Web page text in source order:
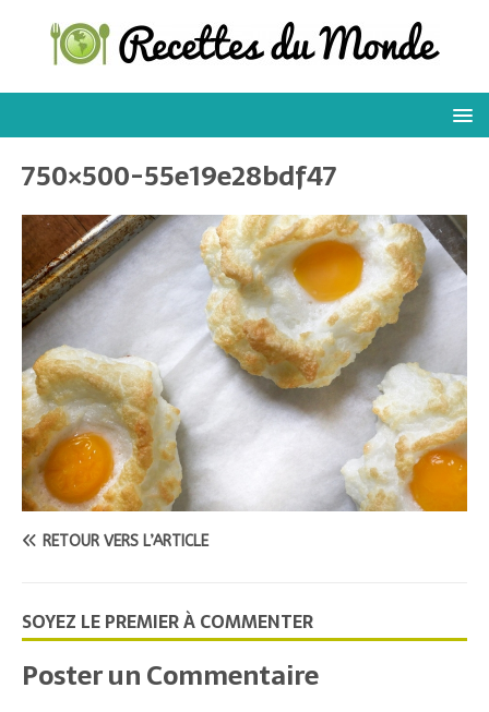
750×500-55e19e28bdf47
RETOUR VERS L’ARTICLE
SOYEZ LE PREMIER À COMMENTER
Poster un Commentaire